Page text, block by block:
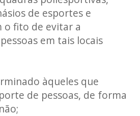
de esportes e
o fito de evitar a
em tais locais
àqueles que
de pessoas, de forma